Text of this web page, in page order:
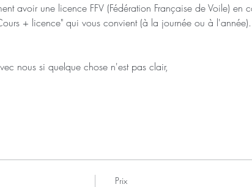
avoir une licence FFV (Fédération Française de Voile) en
+ licence" qui vous convient (à la journée ou à
nous si quelque chose n'est pas clair,
Prix